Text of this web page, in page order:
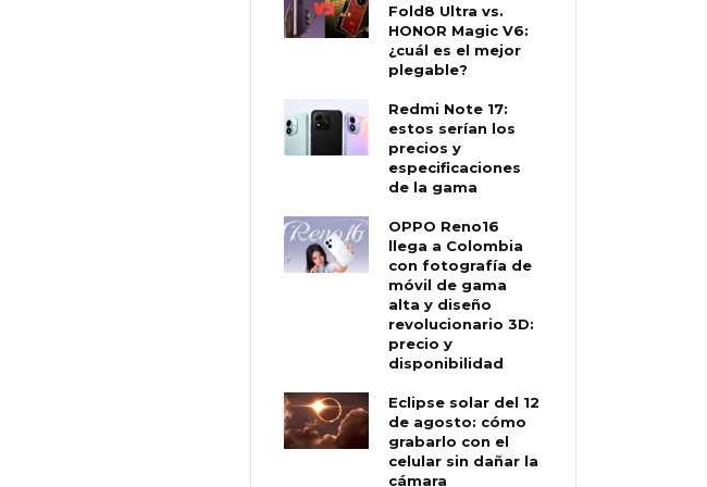
Fold8 Ultra vs.
HONOR Magic V6:
¿cuál es el mejor
plegable?
Redmi Note 17:
estos serían los
precios y
especificaciones
de la gama
OPPO Reno16
llega a Colombia
con fotografía de
móvil de gama
alta y diseño
revolucionario 3D:
precio y
disponibilidad
Eclipse solar del 12
de agosto: cómo
grabarlo con el
celular sin dañar la
cámara